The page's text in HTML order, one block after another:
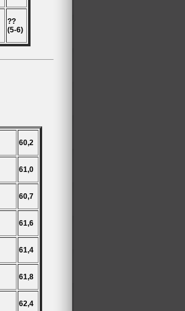
??
(5-6)
60,2
61,0
60,7
61,6
61,4
61,8
62,4